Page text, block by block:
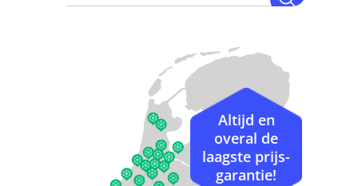
Altijd en
overal de
laagste prijs-
garantie!